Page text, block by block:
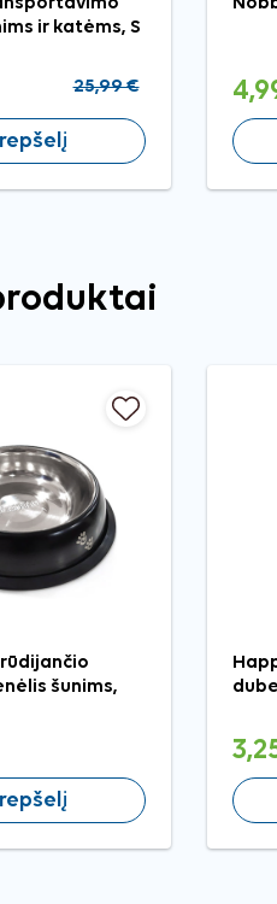
ir katėms, S
25,99 €
šunims,